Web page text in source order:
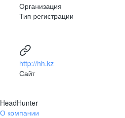
Организация
Тип регистрации
http://hh.kz
Сайт
HeadHunter
О компании